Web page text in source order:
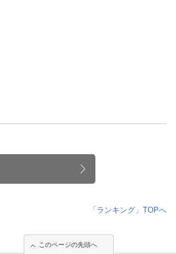
「ランキング」TOPへ
このページの先頭へ
このページの先頭へ